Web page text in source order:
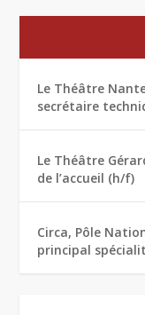
Le Théâtre
secrétaire
Le Théâtre
de l’accueil (h/f)
Circa, Pôle
principal